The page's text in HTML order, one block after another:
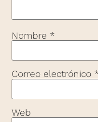
Nombre *
Correo electrónico
Web